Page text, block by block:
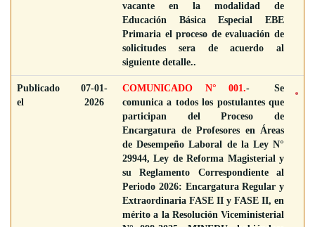
vacante en la modalidad de
Educación Básica Especial EBE
Primaria el proceso de evaluación de
solicitudes sera de acuerdo al
siguiente detalle..
Publicado
el
07-01-
2026
COMUNICADO N° 001.- Se
comunica a todos los postulantes que
participan del Proceso de
Encargatura de Profesores en Áreas
de Desempeño Laboral de la Ley N°
29944, Ley de Reforma Magisterial y
su Reglamento Correspondiente al
Periodo 2026: Encargatura Regular y
Extraordinaria FASE II y FASE II, en
mérito a la Resolución Viceministerial